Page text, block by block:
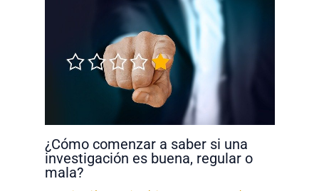
¿Cómo comenzar a saber si una
investigación es buena, regular o
mala?